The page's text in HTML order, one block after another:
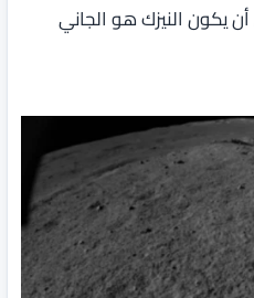
يكون النيزك هو الجاني